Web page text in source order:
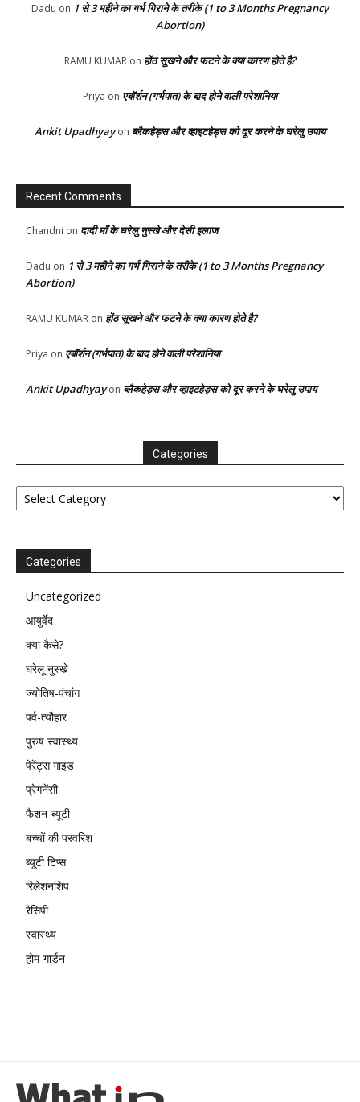
Dadu on 1 से 3 महीने का गर्भ गिराने के तरीके (1 to 3 Months Pregnancy
Abortion)
RAMU KUMAR on होंठ सूखने और फटने के क्या कारण होते है?
Priya on एबॉर्शन (गर्भपात) के बाद होने वाली परेशानिया
Ankit Upadhyayon ब्लैकहेड्स और व्हाइटहेड्स को दूर करने के घरेलु उपाय
Recent Comments
Chandni on दादी माँ के घरेलु नुस्खे और देसी इलाज
Dadu on 1 से 3 महीने का गर्भ गिराने के तरीके (1 to 3 Months Pregnancy
Abortion)
RAMU KUMAR on होंठ सूखने और फटने के क्या कारण होते है?
Priya on एबॉर्शन (गर्भपात) के बाद होने वाली परेशानिया
Ankit Upadhyayon ब्लैकहेड्स और व्हाइटहेड्स को दूर करने के घरेलु उपाय
Categories
Categories
Categories
Uncategorized
आयुर्वेद
क्या कैसे?
घरेलू नुस्खे
ज्योतिष-पंचांग
पर्व-त्यौहार
पुरुष स्वास्थ्य
पेरेंट्स गाइड
प्रेगनेंसी
फैशन-ब्यूटी
बच्चों की परवरिश
ब्यूटी टिप्स
रिलेशनशिप
रेसिपी
स्वास्थ्य
होम-गार्डन